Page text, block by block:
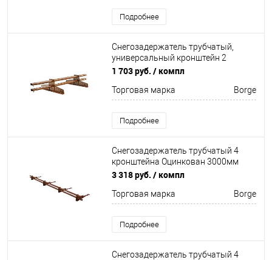
Подробнее
Снегозадержатель трубчатый,
универсальный кронштейн 2
кронштейна Оцинков+порошковый
1 703 руб. / компл
Торговая марка Borge
Подробнее
Снегозадержатель трубчатый 4
кронштейна Оцинкован 3000мм
Borge
3 318 руб. / компл
Торговая марка Borge
Подробнее
Снегозадержатель трубчатый 4